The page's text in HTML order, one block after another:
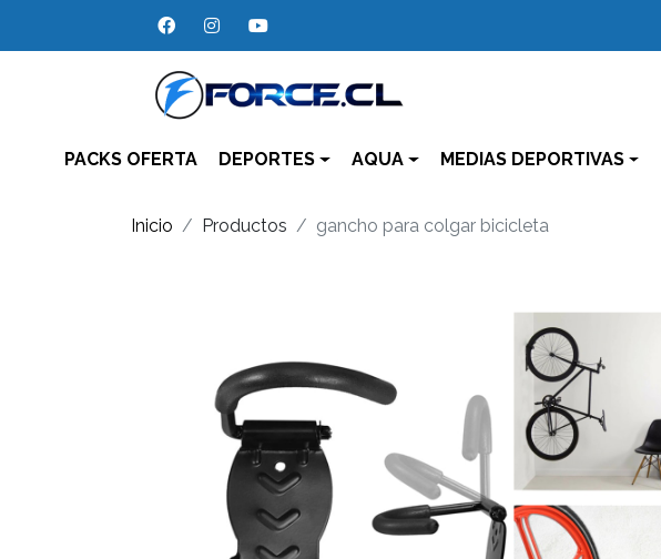
PACKS OFERTA DEPORTES AQUA MEDIAS DEPORTIVAS
Inicio Productos gancho para colgar bicicleta